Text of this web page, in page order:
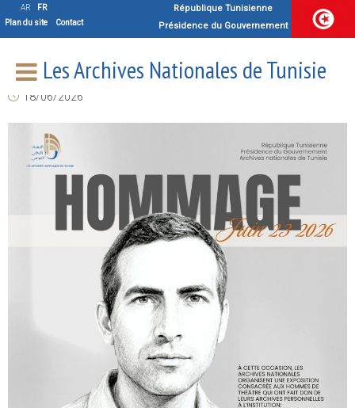
République Tunisienne
Présidence du Gouvernement
AR
FR
Plan du site
Contact
Les Archives Nationales de Tunisie
HOMMAGE PR. MOHAMED
MASSAOUD DRISS
18/06/2026